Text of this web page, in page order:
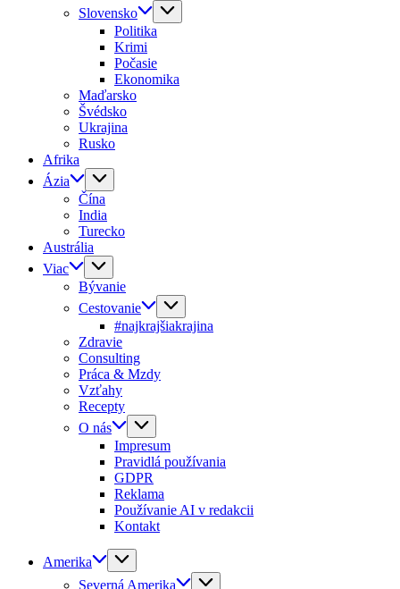
Slovensko
Politika
Krimi
Počasie
Ekonomika
Maďarsko
Švédsko
Ukrajina
Rusko
Afrika
Ázia
Čína
India
Turecko
Austrália
Viac
Bývanie
Cestovanie
#najkrajšiakrajina
Zdravie
Consulting
Práca & Mzdy
Vzťahy
Recepty
O nás
Impresum
Pravidlá používania
GDPR
Reklama
Používanie AI v redakcii
Kontakt
Amerika
Severná Amerika